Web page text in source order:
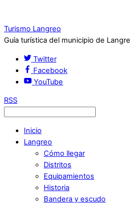
Turismo Langreo
Guía turística del municipio de
Twitter
Facebook
YouTube
RSS
Inicio
Langreo
Cómo llegar
Distritos
Equipamientos
Historia
Bandera y escudo